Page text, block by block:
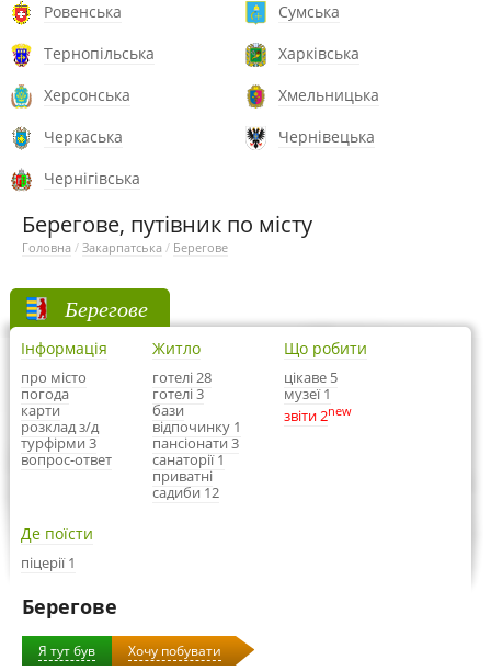
Ровенська
Сумська
Тернопільська
Харківська
Херсонська
Хмельницька
Черкаська
Чернівецька
Чернігівська
Берегове, путівник по місту
Головна / Закарпатська / Берегове
Берегове
Інформація
про місто
погода
карти
розклад з/д
турфірми 3
вопрос-ответ
Житло
готелі 28
готелі 3
бази
відпочинку 1
пансіонати 3
санаторії 1
приватні
садиби 12
Що робити
цікаве 5
музеї 1
звіти 2new
Де поїсти
піцерії 1
Берегове
Я тут був Хочу побувати